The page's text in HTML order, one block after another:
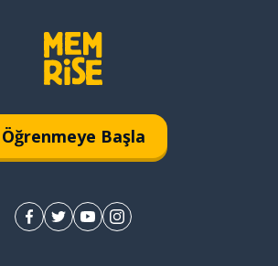
Öğrenmeye Başla